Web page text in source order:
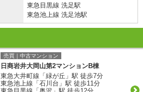
東急目黒線 洗足駅
東急池上線 洗足池駅
売買｜中古マンション
日商岩井大岡山第2マンションB棟
東急大井町線「緑が丘」駅 徒歩7分
東急池上線「石川台」駅 徒歩11分